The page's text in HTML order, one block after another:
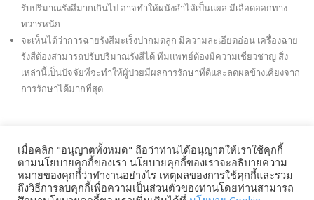
รับปริมาณรังสีมากเกินไป อาจทำให้ผนังลำไส้เป็นแผล มีเลือดออกทาง
ทวารหนัก
จะเห็นได้ว่าการฉายรังสีมะเร็งปากมดลูก มีความละเอียดอ่อน เครื่องฉาย
รังสีต้องสามารถปรับปริมาณรังสีได้ ทีมแพทย์ต้องมีความเชี่ยวชาญ สิ่ง
เหล่านี้เป็นปัจจัยที่จะทำให้ผู้ป่วยมีผลการรักษาที่ดีและลดผลข้างเคียงจาก
การรักษาได้มากที่สุด
Post Views: 6,391
เมื่อคลิก "อนุญาตทั้งหมด" ถือว่าท่านได้อนุญาตให้เราใช้คุกกี้
ตามนโยบายคุกกี้ของเรา นโยบายคุกกี้ของเราจะอธิบายความ
หมายของคุกกี้ว่าทำงานอย่างไร เหตุผลของการใช้คุกกี้และรวม
ถึงวิธีการลบคุกกี้เพื่อความเป็นส่วนตัวของท่านโดยท่านสามารถ